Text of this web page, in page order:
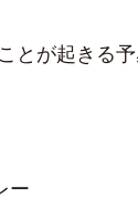
とが起きる
ー